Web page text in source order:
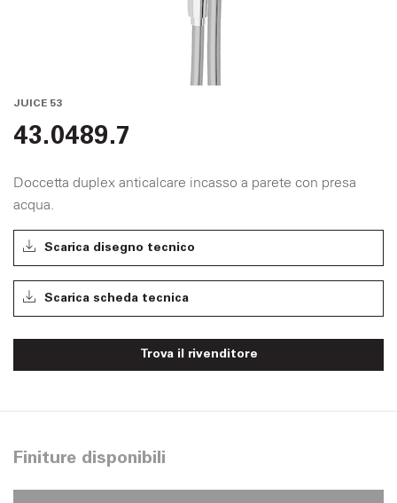
JUICE 53
43.0489.7
Doccetta duplex anticalcare incasso a parete con presa
acqua.
Scarica disegno tecnico
Scarica scheda tecnica
Trova il rivenditore
Finiture disponibili